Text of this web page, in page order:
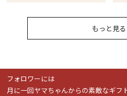
もっと見る
フォロワーには
月に一回ヤマちゃんからの素敵なギフ